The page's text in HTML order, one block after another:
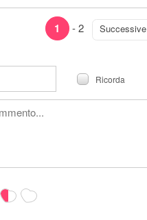
1 -2 Successive
Ricorda